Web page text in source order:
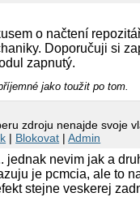
o načtení
Doporučuji si
zapnutý.
jako toužit po tom.
zdroju nenajde svoje
| Blokovat |Admin
jednak nevim jak a
je pcmcia, ale to
stejne veskerej